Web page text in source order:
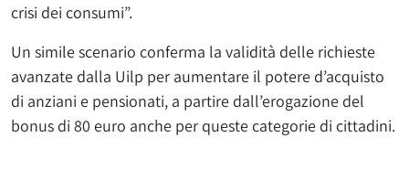
crisi dei consumi”.
Un simile scenario conferma la validità delle richieste
avanzate dalla Uilp per aumentare il potere d’acquisto
di anziani e pensionati, a partire dall’erogazione del
bonus di 80 euro anche per queste categorie di cittadini.